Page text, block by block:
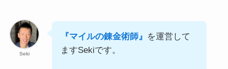
Seki
『マイルの錬金術師』 を運営して
ますSekiです。